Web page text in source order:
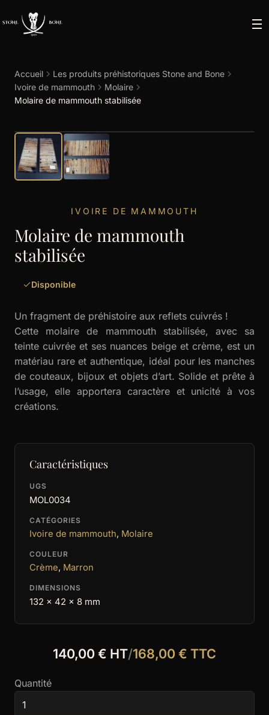
Accueil
Les produits préhistoriques Stone and Bone
Ivoire de mammouth
Molaire
Molaire de mammouth stabilisée
IVOIRE DE MAMMOUTH
Molaire de mammouth
stabilisée
Disponible
Un fragment de préhistoire aux reflets cuivrés !
Cette molaire de mammouth stabilisée, avec sa
teinte cuivrée et ses nuances beige et crème, est un
matériau rare et authentique, idéal pour les manches
de couteaux, bijoux et objets d’art. Solide et prête à
l’usage, elle apportera caractère et unicité à vos
créations.
Caractéristiques
UGS
MOL0034
CATÉGORIES
Ivoire de mammouth, Molaire
COULEUR
Crème, Marron
DIMENSIONS
132 x 42 x 8 mm
140,00 € HT/168,00 € TTC
Quantité